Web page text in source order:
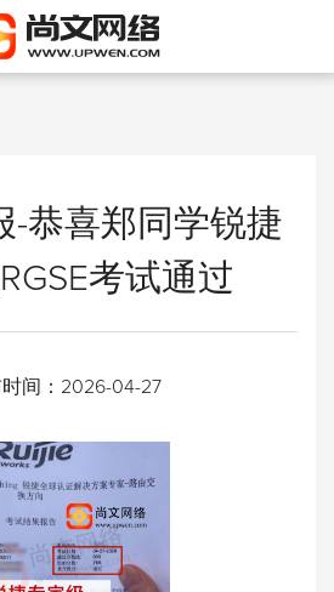
-恭喜郑同学锐捷
考试通过
间： 2026-04-27